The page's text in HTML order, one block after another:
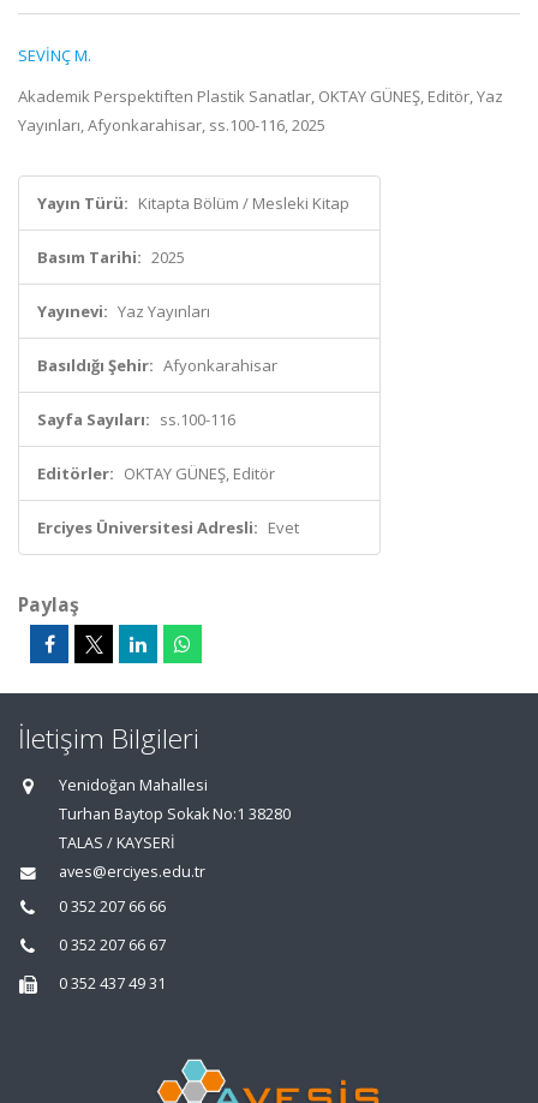
SEVİNÇ M.
Akademik Perspektiften Plastik Sanatlar, OKTAY GÜNEŞ, Editör, Yaz
Yayınları, Afyonkarahisar, ss.100-116, 2025
Yayın Türü: Kitapta Bölüm / Mesleki Kitap
Basım Tarihi: 2025
Yayınevi: Yaz Yayınları
Basıldığı Şehir: Afyonkarahisar
Sayfa Sayıları: ss.100-116
Editörler: OKTAY GÜNEŞ, Editör
Erciyes Üniversitesi Adresli: Evet
Paylaş
İletişim Bilgileri
Yenidoğan Mahallesi
Turhan Baytop Sokak No:1 38280
TALAS / KAYSERİ
aves@erciyes.edu.tr
0 352 207 66 66
0 352 207 66 67
0 352 437 49 31